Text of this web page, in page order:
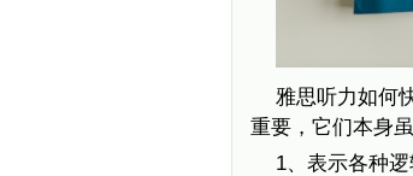
雅思听力如何
重要，它们本身
1、表示各种